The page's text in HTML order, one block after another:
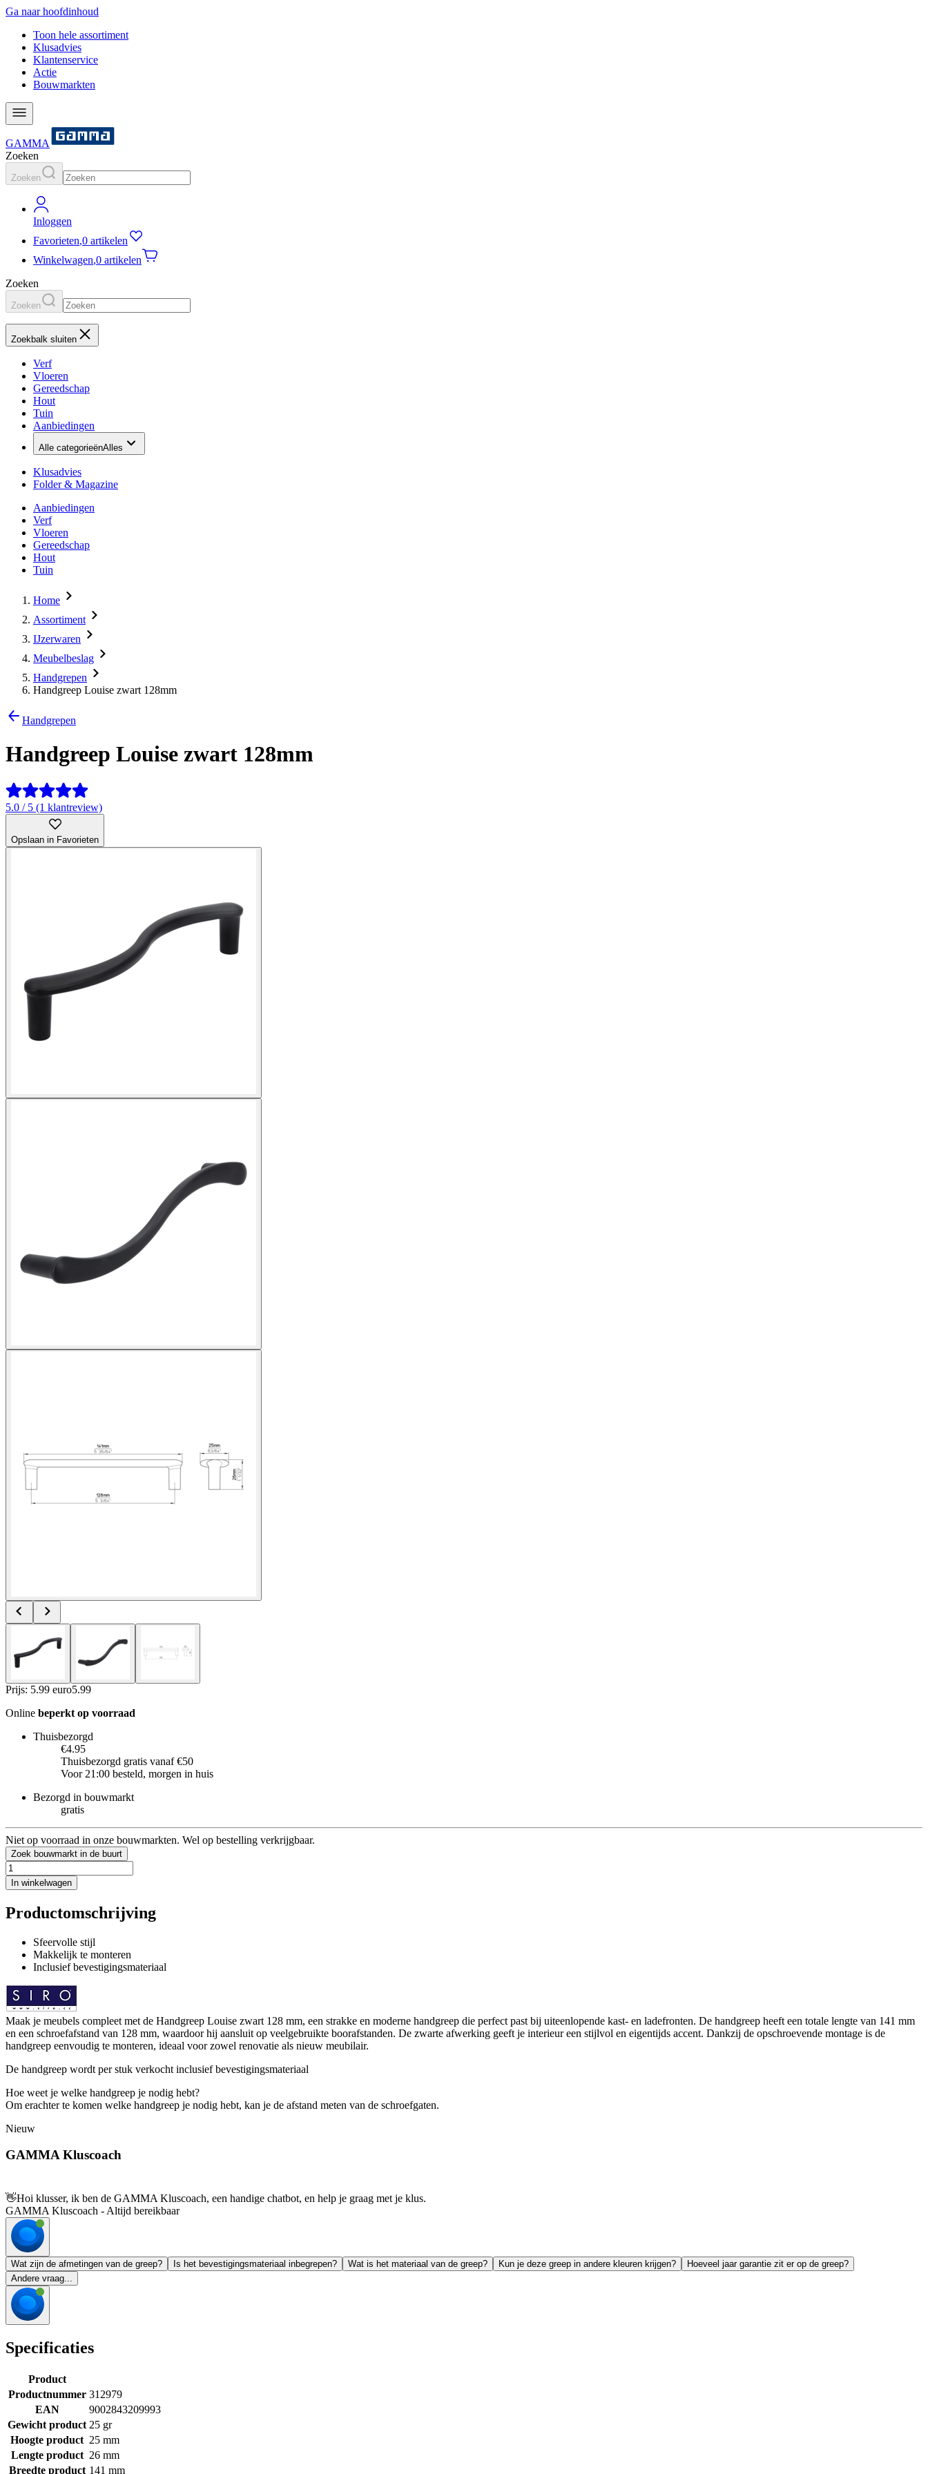
Ga naar hoofdinhoud
Toon hele assortiment
Klusadvies
Klantenservice
Actie
Bouwmarkten
GAMMA
Zoeken
Zoeken
Inloggen
Favorieten,0 artikelen
Winkelwagen,0 artikelen
Zoeken
Zoeken
Zoekbalk sluiten
Verf
Vloeren
Gereedschap
Hout
Tuin
Aanbiedingen
Alle categorieënAlles
Klusadvies
Folder & Magazine
Aanbiedingen
Verf
Vloeren
Gereedschap
Hout
Tuin
Home
Assortiment
IJzerwaren
Meubelbeslag
Handgrepen
Handgreep Louise zwart 128mm
Handgrepen
Handgreep Louise zwart 128mm
5.0 / 5 (1 klantreview)
Opslaan in Favorieten
Prijs: 5.99 euro5.99
Online beperkt op voorraad
Thuisbezorgd
€4.95
Thuisbezorgd gratis vanaf €50
Voor 21:00 besteld, morgen in huis
Bezorgd in bouwmarkt
gratis
Niet op voorraad in onze bouwmarkten. Wel op bestelling verkrijgbaar.
Zoek bouwmarkt in de buurt
In winkelwagen
Productomschrijving
Sfeervolle stijl
Makkelijk te monteren
Inclusief bevestigingsmateriaal
Maak je meubels compleet met de Handgreep Louise zwart 128 mm, een strakke en moderne handgreep die perfect past bij uiteenlopende kast- en ladefronten. De handgreep heeft een totale lengte van 141 mm
en een schroefafstand van 128 mm, waardoor hij aansluit op veelgebruikte boorafstanden. De zwarte afwerking geeft je interieur een stijlvol en eigentijds accent. Dankzij de opschroevende montage is de
handgreep eenvoudig te monteren, ideaal voor zowel renovatie als nieuw meubilair.
De handgreep wordt per stuk verkocht inclusief bevestigingsmateriaal
Hoe weet je welke handgreep je nodig hebt?
Om erachter te komen welke handgreep je nodig hebt, kan je de afstand meten van de schroefgaten.
Nieuw
GAMMA Kluscoach
👋Hoi klusser, ik ben de GAMMA Kluscoach, een handige chatbot, en help je graag met je klus.
GAMMA Kluscoach - Altijd bereikbaar
Wat zijn de afmetingen van de greep? Is het bevestigingsmateriaal inbegrepen? Wat is het materiaal van de greep? Kun je deze greep in andere kleuren krijgen?
Hoeveel jaar garantie zit er op de greep?
Andere vraag...
Specificaties
Product
Productnummer 312979
EAN
9002843209993
Gewicht product 25 gr
Hoogte product 25 mm
Lengte product 26 mm
Breedte product 141 mm